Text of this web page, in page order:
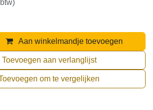
Aan winkelmandje toevoegen
Toevoegen aan verlanglijst